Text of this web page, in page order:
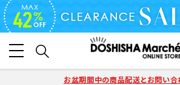
お盆期間中の商品配送とお問い合